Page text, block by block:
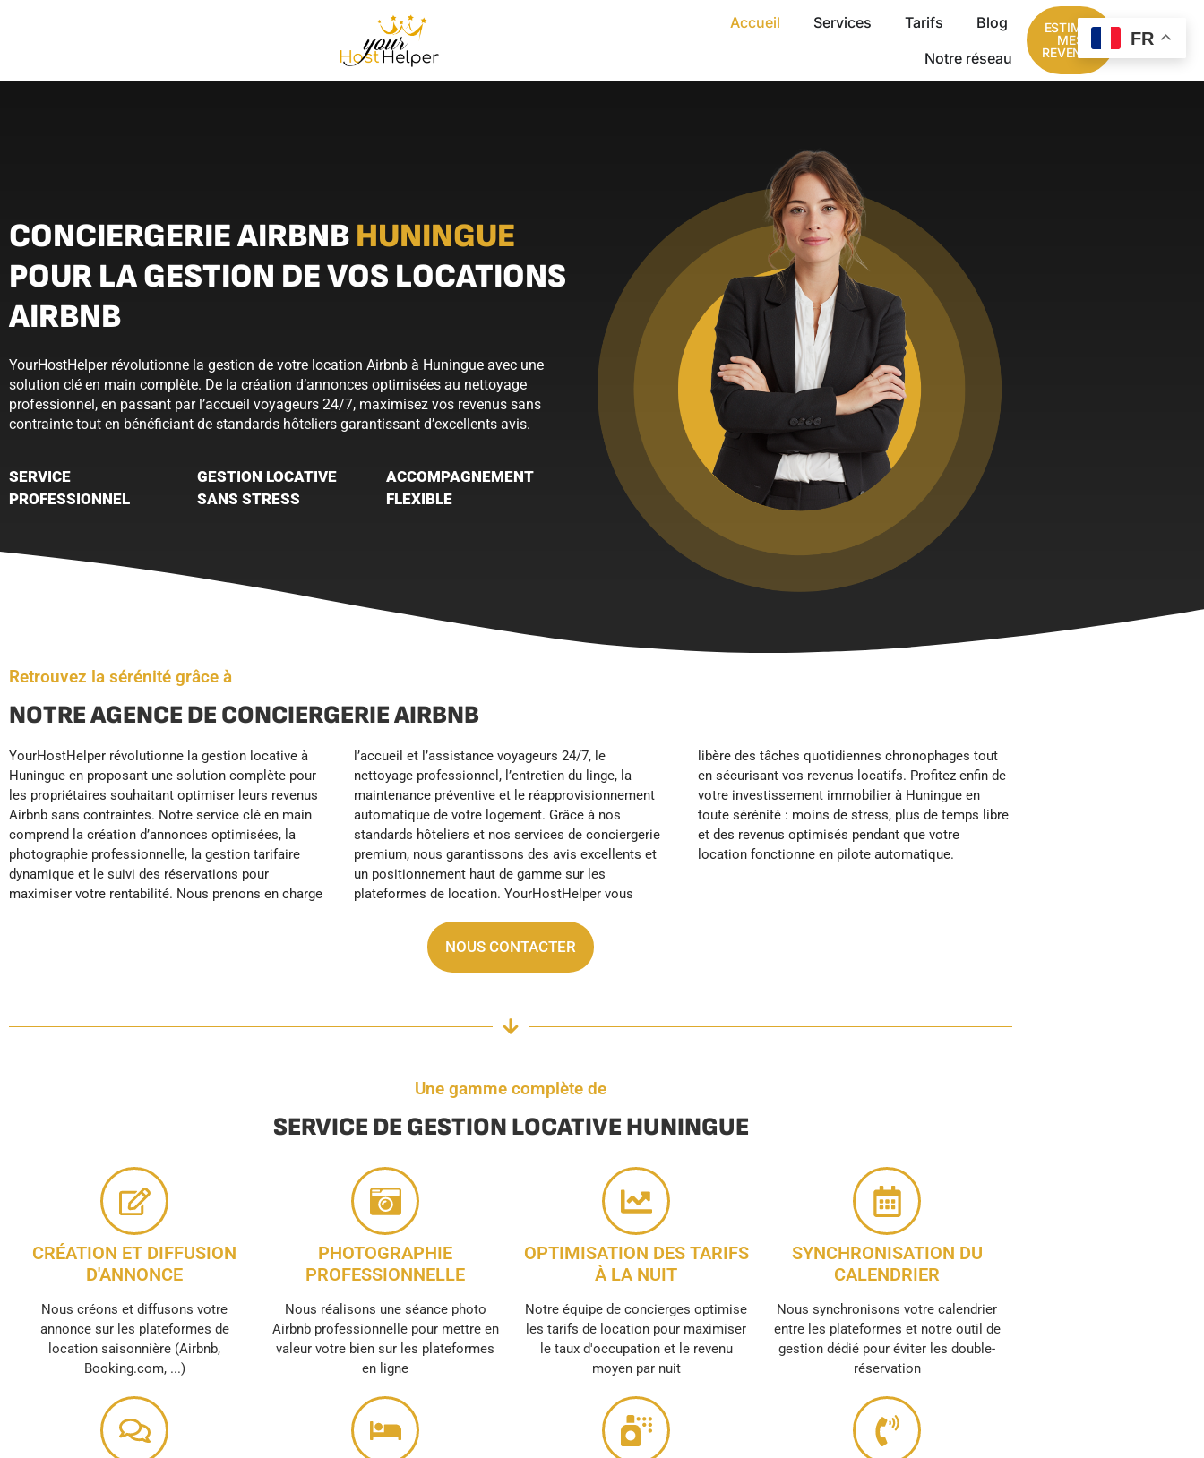
Accueil Services Tarifs
Blog
Notre réseau
ESTIMER
MES
REVENUS
CONCIERGERIE AIRBNB HUNINGUE
POUR LA GESTION DE VOS LOCATIONS
AIRBNB
YourHostHelper révolutionne la gestion de votre location Airbnb à Huningue avec une
solution clé en main complète. De la création d’annonces optimisées au nettoyage
professionnel, en passant par l’accueil voyageurs 24/7, maximisez vos revenus sans
contrainte tout en bénéficiant de standards hôteliers garantissant d’excellents avis.
SERVICE
PROFESSIONNEL
GESTION LOCATIVE
SANS STRESS
ACCOMPAGNEMENT
FLEXIBLE
Retrouvez la sérénité grâce à
NOTRE AGENCE DE CONCIERGERIE AIRBNB
YourHostHelper révolutionne la gestion locative à
Huningue en proposant une solution complète pour
les propriétaires souhaitant optimiser leurs revenus
Airbnb sans contraintes. Notre service clé en main
comprend la création d’annonces optimisées, la
photographie professionnelle, la gestion tarifaire
dynamique et le suivi des réservations pour
maximiser votre rentabilité. Nous prenons en charge
l’accueil et l’assistance voyageurs 24/7, le
nettoyage professionnel, l’entretien du linge, la
maintenance préventive et le réapprovisionnement
automatique de votre logement. Grâce à nos
standards hôteliers et nos services de conciergerie
premium, nous garantissons des avis excellents et
un positionnement haut de gamme sur les
plateformes de location. YourHostHelper vous
libère des tâches quotidiennes chronophages tout
en sécurisant vos revenus locatifs. Profitez enfin de
votre investissement immobilier à Huningue en
toute sérénité : moins de stress, plus de temps libre
et des revenus optimisés pendant que votre
location fonctionne en pilote automatique.
NOUS CONTACTER
Une gamme complète de
SERVICE DE GESTION LOCATIVE HUNINGUE
CRÉATION ET DIFFUSION
D'ANNONCE
Nous créons et diffusons votre
annonce sur les plateformes de
location saisonnière (Airbnb,
Booking.com, ...)
PHOTOGRAPHIE
PROFESSIONNELLE
Nous réalisons une séance photo
Airbnb professionnelle pour mettre en
valeur votre bien sur les plateformes
en ligne
OPTIMISATION DES TARIFS
À LA NUIT
Notre équipe de concierges optimise
les tarifs de location pour maximiser
le taux d'occupation et le revenu
moyen par nuit
SYNCHRONISATION DU
CALENDRIER
Nous synchronisons votre calendrier
entre les plateformes et notre outil de
gestion dédié pour éviter les double-
réservation
FR